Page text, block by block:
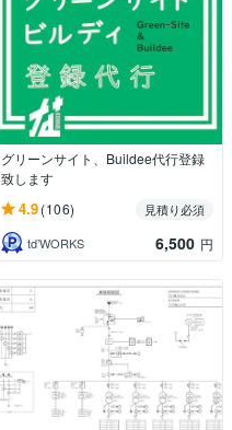
グリーンサイト、Buildee代行登録
致します
4.9(106)
見積り必須
td’WORKS
6,500 円